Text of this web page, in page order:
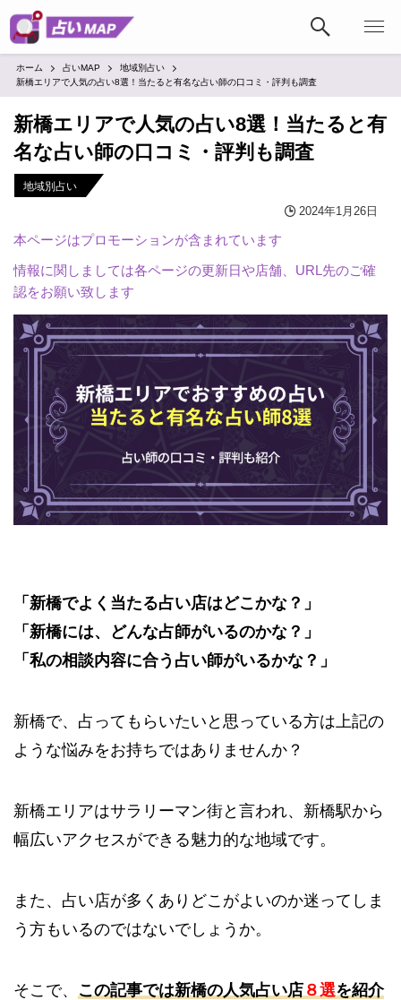
ホーム 占いMAP
地域別占い
新橋エリアで人気の占い8選！当たると有名な占い師の口コミ・評判も調査
新橋エリアで人気の占い8選！当たると有
名な占い師の口コミ・評判も調査
地域別占い
2024年1月26日
本ページはプロモーションが含まれています
情報に関しましては各ページの更新日や店舗、URL先のご確
認をお願い致します
「新橋でよく当たる占い店はどこかな？」
「新橋には、どんな占師がいるのかな？」
「私の相談内容に合う占い師がいるかな？」
新橋で、占ってもらいたいと思っている方は上記の
ような悩みをお持ちではありませんか？
新橋エリアはサラリーマン街と言われ、新橋駅から
幅広いアクセスができる魅力的な地域です。
また、占い店が多くありどこがよいのか迷ってしま
う方もいるのではないでしょうか。
そこで、 この記事では新橋の人気占い店 ８選を紹介